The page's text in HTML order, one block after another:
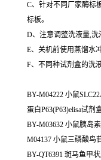
C、针对不同厂家酶标
标板。
D、注意调整洗液量,洗
E、关机前使用蒸馏水
F、不同种试剂盒的洗
BY-M04222 小鼠
蛋白P63(P63)elisa试剂
BY-M03632 小鼠胰岛
M04137 小鼠三磷酸鸟
BY-QT6391 斑马鱼甲